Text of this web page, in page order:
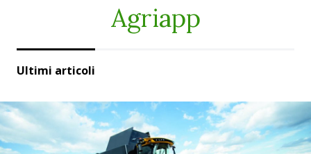
Agriapp
Ultimi articoli